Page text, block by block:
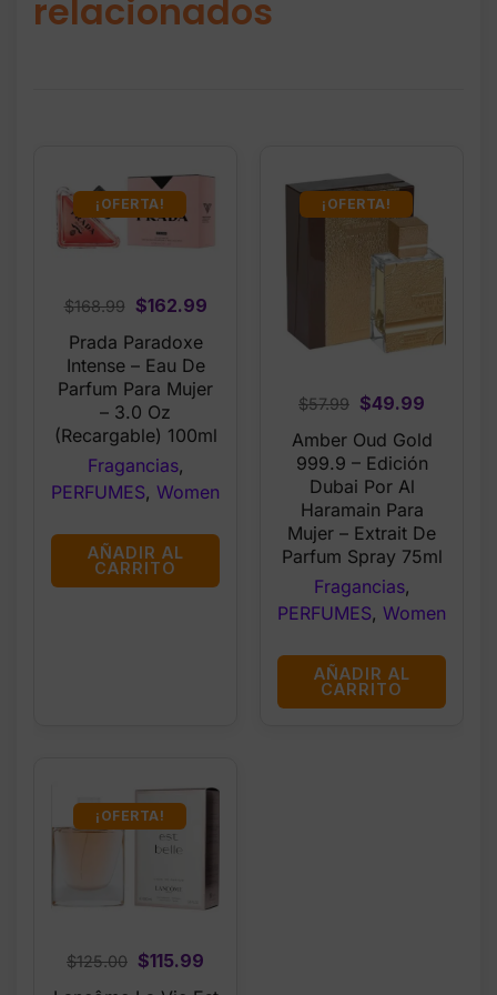
relacionados
¡OFERTA!
$168.99
Original
price
was:
$168.99.
$162.99Current
$162.99.
Prada Paradoxe
Intense – Eau De
Parfum Para Mujer
– 3.0 Oz
(Recargable) 100ml
Fragancias,
PERFUMES, Women
AÑADIR AL
CARRITO
¡OFERTA!
$57.99 Original
price
was:
$57.99.
$49.99
price
is:
Amber Oud Gold
999.9 – Edición
Dubai Por Al
Haramain Para
Mujer – Extrait De
Parfum Spray 75ml
Fragancias,
PERFUMES, Women
AÑADIR AL
CARRITO
¡OFERTA!
$125.00 Original
price
$115.99
price